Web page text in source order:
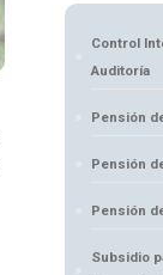
Control
Auditoría
Pensión
Pensión
Pensión
Subsidio